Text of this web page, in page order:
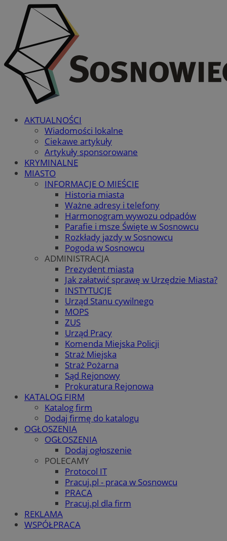
AKTUALNOŚCI
Wiadomości lokalne
Ciekawe artykuły
Artykuły sponsorowane
KRYMINALNE
MIASTO
INFORMACJE O MIEŚCIE
Historia miasta
Ważne adresy i telefony
Harmonogram wywozu odpadów
Parafie i msze Święte w Sosnowcu
Rozkłady jazdy w Sosnowcu
Pogoda w Sosnowcu
ADMINISTRACJA
Prezydent miasta
Jak załatwić sprawę w Urzędzie Miasta?
INSTYTUCJE
Urząd Stanu cywilnego
MOPS
ZUS
Urząd Pracy
Komenda Miejska Policji
Straż Miejska
Straż Pożarna
Sąd Rejonowy
Prokuratura Rejonowa
KATALOG FIRM
Katalog firm
Dodaj firmę do katalogu
OGŁOSZENIA
OGŁOSZENIA
Dodaj ogłoszenie
POLECAMY
Protocol IT
Pracuj.pl - praca w Sosnowcu
PRACA
Pracuj.pl dla firm
REKLAMA
WSPÓŁPRACA